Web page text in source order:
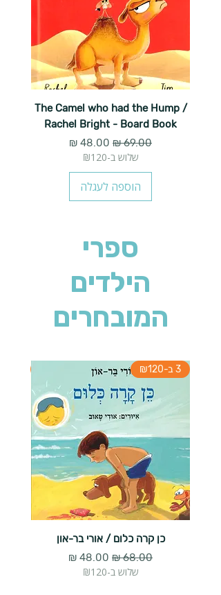
The Camel who had the Hump /
Rachel Bright - Board Book
מחיר רגיל מחיר מבצע
שלוש ב-₪120
הוספה לעגלה
ספרי
הילדים
המובחרים
3 ב-₪120
כן קרה כלום / אורי בר-און
מחיר רגיל מחיר מבצע
שלוש ב-₪120